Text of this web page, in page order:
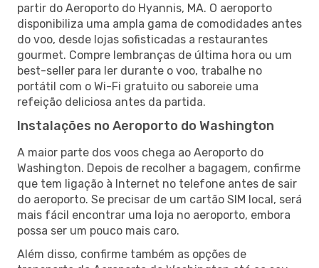
partir do Aeroporto do Hyannis, MA. O aeroporto
disponibiliza uma ampla gama de comodidades antes
do voo, desde lojas sofisticadas a restaurantes
gourmet. Compre lembranças de última hora ou um
best-seller para ler durante o voo, trabalhe no
portátil com o Wi-Fi gratuito ou saboreie uma
refeição deliciosa antes da partida.
Instalações no Aeroporto do Washington
A maior parte dos voos chega ao Aeroporto do
Washington. Depois de recolher a bagagem, confirme
que tem ligação à Internet no telefone antes de sair
do aeroporto. Se precisar de um cartão SIM local, será
mais fácil encontrar uma loja no aeroporto, embora
possa ser um pouco mais caro.
Além disso, confirme também as opções de